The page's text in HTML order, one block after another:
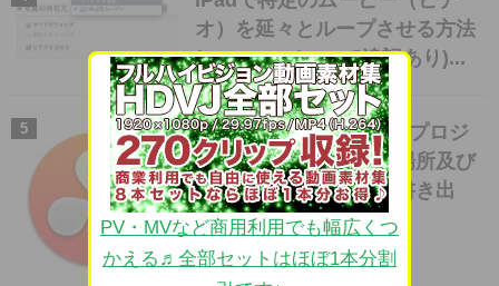
オ）を延々とループさせる方法
(2013.9.19 iOS7で追記あり)...
【Davinci Resolve】のプロジ
ェクトファイルがある場所及び
プロジェクトファイル書き出
し・素材の再接続...
PV・MVなど商用利用でも幅広くつ
かえる♬全部セットはほぼ1本分割